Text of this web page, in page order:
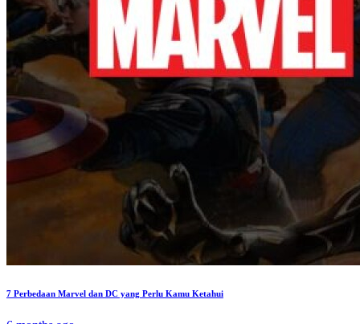
7 Perbedaan Marvel dan DC yang Perlu Kamu Ketahui